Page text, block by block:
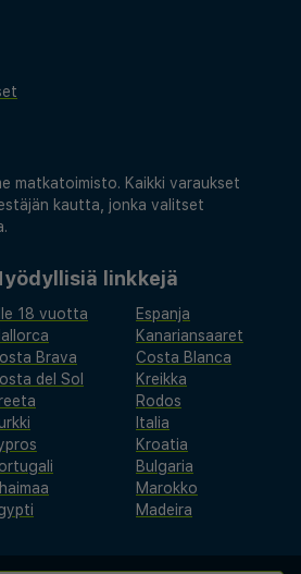
matkatoimisto. Kaikki varaukset
kautta, jonka valitset
linkkejä
18 vuotta
Espanja
Kanariansaaret
Brava
Costa Blanca
del Sol
Kreikka
Rodos
Italia
Kroatia
Bulgaria
Marokko
Madeira